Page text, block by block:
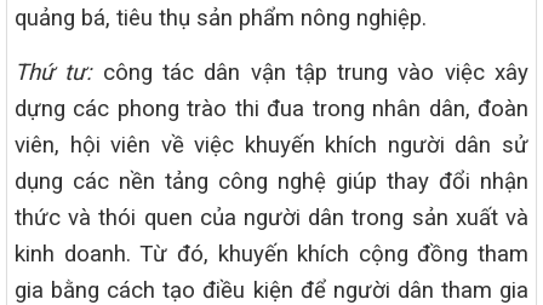
quảng bá, tiêu thụ sản phẩm nông nghiệp.
Thứ tư:công tác dân vận tập trung vào việc xây
dựng các phong trào thi đua trong nhân dân, đoàn
viên, hội viên về việc khuyến khích người dân sử
dụng các nền tảng công nghệ giúp thay đổi nhận
thức và thói quen của người dân trong sản xuất và
kinh doanh. Từ đó, khuyến khích cộng đồng tham
gia bằng cách tạo điều kiện để người dân tham gia